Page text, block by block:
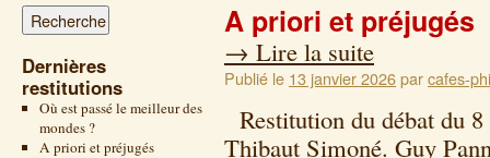
Dernières
restitutions
Où est passé le meilleur des
mondes ?
A priori et préjugés
A priori et préjugés
→ Lire la suite
Publié le 13 janvier 2026parcafes-
Restitution du débat du
Thibaut Simoné. Guy